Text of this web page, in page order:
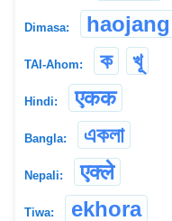
Dimasa: haojang
TAI-Ahom: ক খূ
Hindi: एकक
Bangla: একলা
Nepali: एक्ले
Tiwa: ekhora